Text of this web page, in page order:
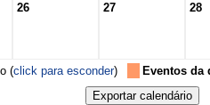
26 27 28
(click para esconder) Eventos da